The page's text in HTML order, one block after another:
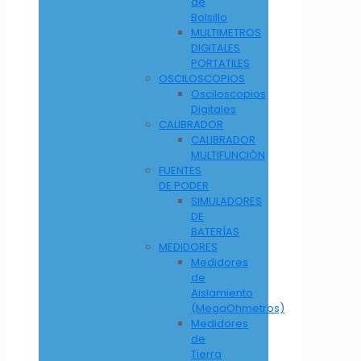
Bolsillo
MULTIMETROS
DIGITALES
PORTATILES
OSCILOSCOPIOS
Osciloscopios
Digitales
CALIBRADOR
CALIBRADOR
MULTIFUNCIÓN
FUENTES
DE PODER
SIMULADORES
DE
BATERÍAS
MEDIDORES
Medidores
de
Aislamiento
(MegaOhmetros)
Medidores
de
Tierra